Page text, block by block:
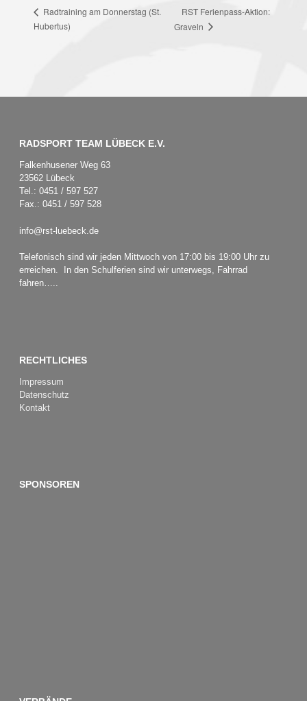
Radtraining am Donnerstag (St.
Hubertus)
RST Ferienpass-Aktion:
Graveln
RADSPORT TEAM LÜBECK E.V.
Falkenhusener Weg 63
23562 Lübeck
Tel.: 0451 / 597 527
Fax.: 0451 / 597 528
info@rst-luebeck.de
Telefonisch sind wir jeden Mittwoch von 17:00 bis 19:00 Uhr zu
erreichen. In den Schulferien sind wir unterwegs, Fahrrad
fahren…..
RECHTLICHES
Impressum
Datenschutz
Kontakt
SPONSOREN